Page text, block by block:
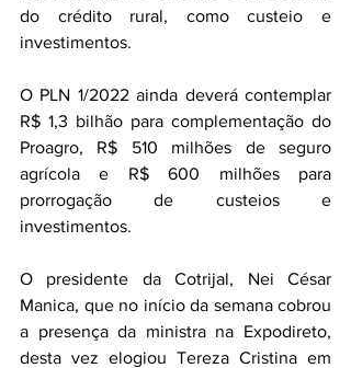
do crédito rural, como custeio e
investimentos.
O PLN 1/2022 ainda deverá contemplar
R$ 1,3 bilhão para complementação do
Proagro, R$ 510 milhões de seguro
agrícola e R$ 600 milhões para
prorrogação de custeios e
investimentos.
O presidente da Cotrijal, Nei César
Manica, que no início da semana cobrou
a presença da ministra na Expodireto,
desta vez elogiou Tereza Cristina em